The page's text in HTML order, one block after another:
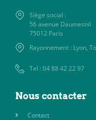
Siège social :
56 avenue Daumesnil
75012 Paris
Rayonnement : Lyon,
Tel : 04 88 42 22 97
Nous contacter
Contact